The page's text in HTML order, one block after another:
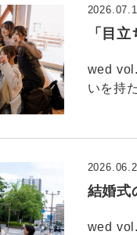
「目
wed
いを持
結婚式
wed